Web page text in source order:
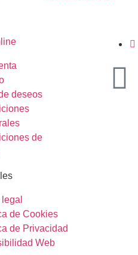
deseos
de
de Cookies
de Privacidad
Web